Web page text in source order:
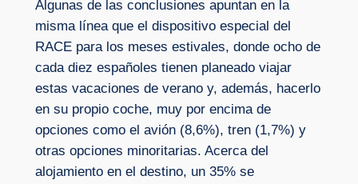
Algunas de las conclusiones apuntan en la
misma línea que el dispositivo especial del
RACE para los meses estivales, donde ocho de
cada diez españoles tienen planeado viajar
estas vacaciones de verano y, además, hacerlo
en su propio coche, muy por encima de
opciones como el avión (8,6%), tren (1,7%) y
otras opciones minoritarias. Acerca del
alojamiento en el destino, un 35% se